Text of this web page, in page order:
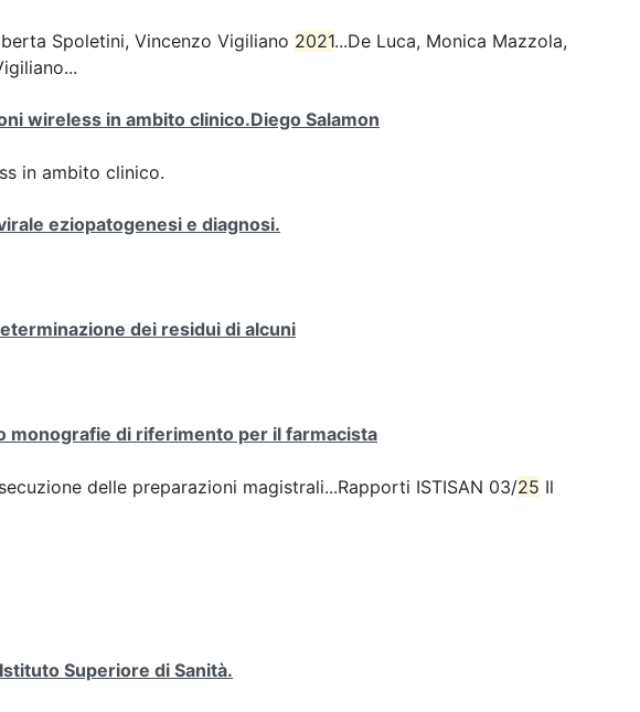
Spoletini, Vincenzo Vigiliano 2021...De Luca, Monica Mazzola,
wireless in ambito clinico.Diego Salamon
in ambito clinico.
eziopatogenesi e diagnosi.
dei residui di alcuni
monografie di riferimento per il farmacista
delle preparazioni magistrali...Rapporti ISTISAN 03/25 Il
Superiore di Sanità.